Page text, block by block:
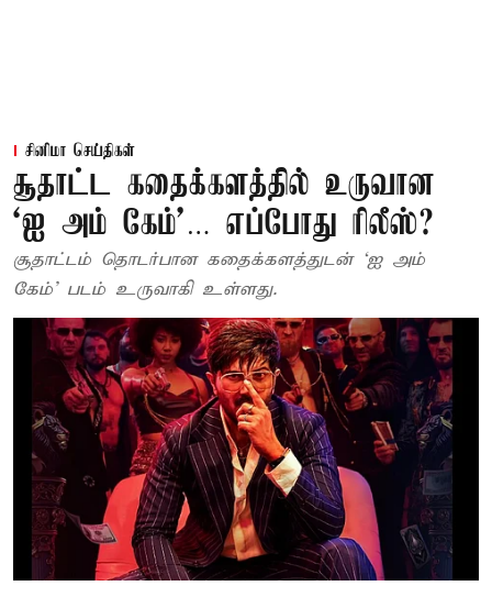
சினிமா செய்திகள்
சூதாட்ட கதைக்களத்தில் உருவான
‘ஐ அம் கேம்’… எப்போது ரிலீஸ்?
சூதாட்டம் தொடர்பான கதைக்களத்துடன் ‘ஐ அம்
கேம்’ படம் உருவாகி உள்ளது.